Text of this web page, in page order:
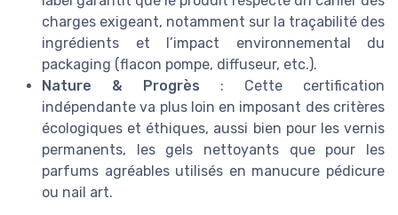
charges exigeant, notamment sur la traçabilité des
ingrédients et l’impact environnemental du
packaging (flacon pompe, diffuseur, etc.).
Nature & Progrès : Cette certification
indépendante va plus loin en imposant des critères
écologiques et éthiques, aussi bien pour les vernis
permanents, les gels nettoyants que pour les
parfums agréables utilisés en manucure pédicure
ou nail art.